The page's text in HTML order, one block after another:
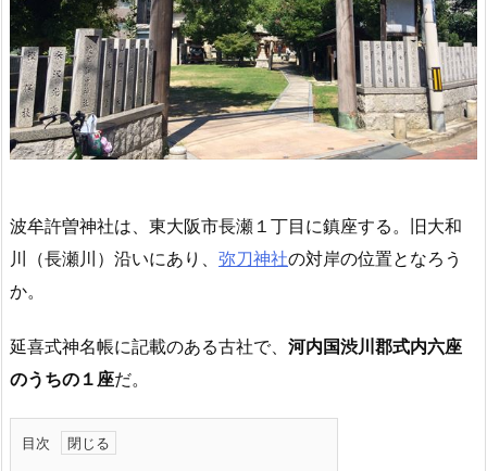
波牟許曽神社は、東大阪市長瀬１丁目に鎮座する。旧大和
川（長瀬川）沿いにあり、 弥刀神社の対岸の位置となろう
か。
延喜式神名帳に記載のある古社で、 河内国渋川郡式内六座
のうちの１座だ。
目次